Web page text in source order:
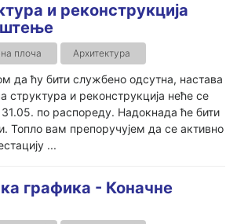
и реконструкција
плоча Архитектура
да ћу бити службено одсутна, настава
структура и реконструкција неће се
по распореду. Надокнада ће бити
Топло вам препоручујем да се активно
...
графика - Коначне